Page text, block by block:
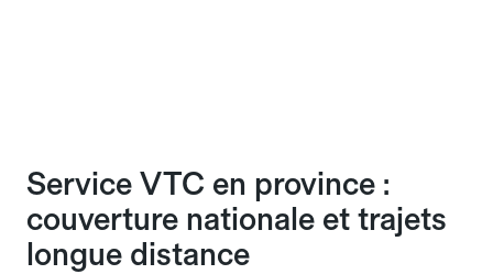
Service VTC en province :
couverture nationale et trajets
longue distance